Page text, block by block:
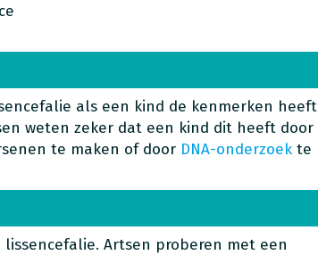
als een kind de kenmerken heeft
weten zeker dat een kind dit heeft door
te maken of door DNA-onderzoekte
Artsen proberen met een